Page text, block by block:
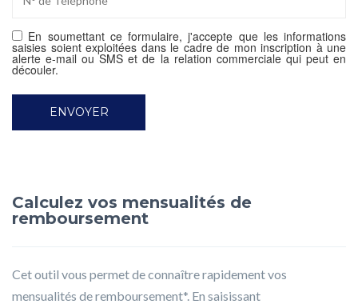
En soumettant ce formulaire, j'accepte que les informations
saisies soient exploitées dans le cadre de mon inscription à une
alerte e-mail ou SMS et de la relation commerciale qui peut en
découler.
Calculez vos mensualités de
remboursement
Cet outil vous permet de connaître rapidement vos
mensualités de remboursement*. En saisissant